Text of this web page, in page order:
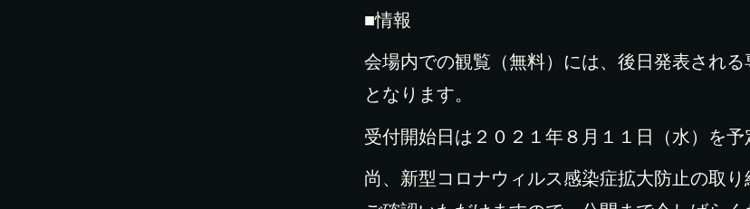
■情報
会場内での観覧（無料）には、後日発表され
となります。
受付開始日は２０２１年８月１１日（水）を予
尚、新型コロナウィルス感染症拡大防止の取